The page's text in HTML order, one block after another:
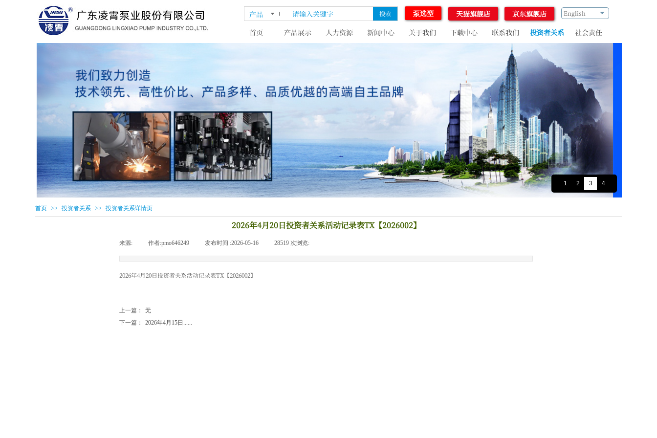
产品 搜索 English
首页 产品展示 人力资源 新闻中心 关于我们 下载中心 联系我们 投资者关系 社会责任
泵选型 京东旗舰店
天猫旗舰店
首页 >> 投资者关系 >> 投资者关系详情页
2026年4月20日投资者关系活动记录表TX【2026002】
来源: 作者:pmo646249 发布时间 :2026-05-16 28519 次浏览:
2026年4月20日投资者关系活动记录表TX【2026002】
上一篇：
无
下一篇：
2026年4月15日......